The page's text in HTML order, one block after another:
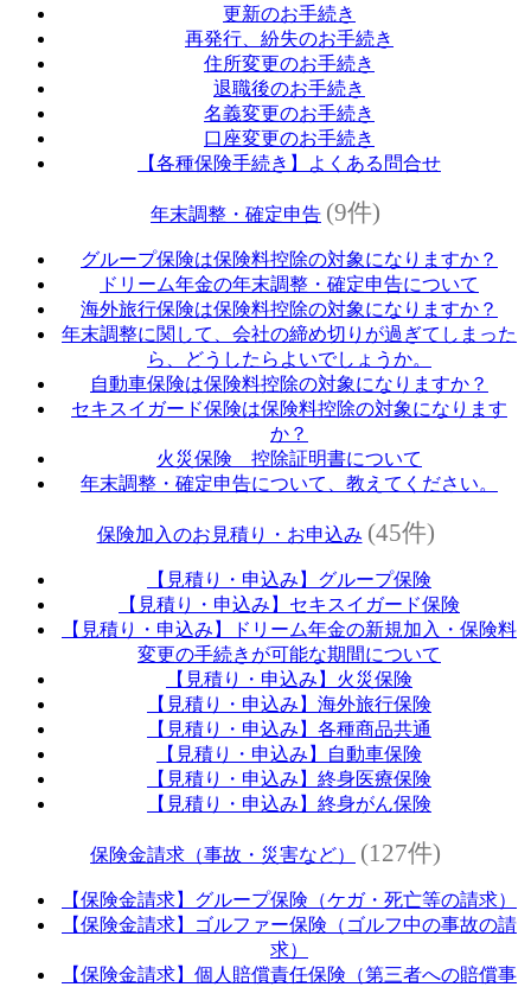
更新のお手続き
再発行、紛失のお手続き
住所変更のお手続き
退職後のお手続き
名義変更のお手続き
口座変更のお手続き
【各種保険手続き】よくある問合せ
年末調整・確定申告 (9件)
グループ保険は保険料控除の対象になりますか？
ドリーム年金の年末調整・確定申告について
海外旅行保険は保険料控除の対象になりますか？
年末調整に関して、会社の締め切りが過ぎてしまった
ら、どうしたらよいでしょうか。
自動車保険は保険料控除の対象になりますか？
セキスイガード保険は保険料控除の対象になります
か？
火災保険 控除証明書について
年末調整・確定申告について、教えてください。
保険加入のお見積り・お申込み (45件)
【見積り・申込み】グループ保険
【見積り・申込み】セキスイガード保険
【見積り・申込み】ドリーム年金の新規加入・保険料
変更の手続きが可能な期間について
【見積り・申込み】火災保険
【見積り・申込み】海外旅行保険
【見積り・申込み】各種商品共通
【見積り・申込み】自動車保険
【見積り・申込み】終身医療保険
【見積り・申込み】終身がん保険
保険金請求（事故・災害など） (127件)
【保険金請求】グループ保険（ケガ・死亡等の請求）
【保険金請求】ゴルファー保険（ゴルフ中の事故の請
求）
【保険金請求】個人賠償責任保険（第三者への賠償事